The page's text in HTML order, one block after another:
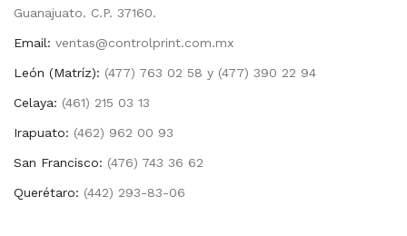
Guanajuato. C.P. 37160.
Email: ventas@controlprint.com.mx
León (Matríz): (477) 763 02 58 y (477) 390 22 94
Celaya: (461) 215 03 13
Irapuato: (462) 962 00 93
San Francisco: (476) 743 36 62
Querétaro: (442) 293-83-06